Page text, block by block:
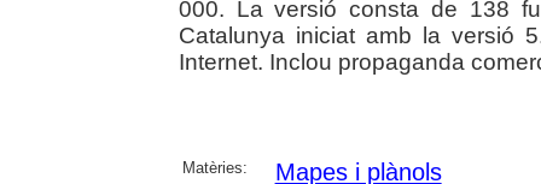
000. La versió consta de 138
Catalunya iniciat amb la versió
Internet. Inclou propaganda
Matèries: Mapes i plànols